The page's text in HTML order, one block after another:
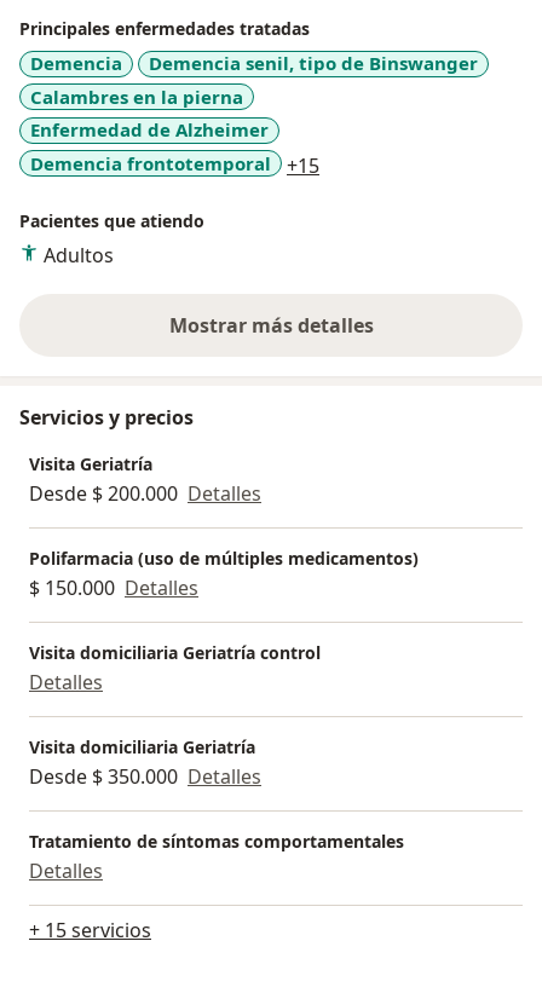
tratamientos efectivos y con costos adecuados.
Principales enfermedades tratadas
Demencia
Demencia senil, tipo de Binswanger
Calambres en la pierna
Enfermedad de Alzheimer
Demencia frontotemporal
+15a11y_sr_more_diseases
Pacientes que atiendo
Adultos
Mostrar más detalles
sobre la experiencia
Servicios y precios
Visita Geriatría
Desde $ 200.000 Detalles
Polifarmacia (uso de múltiples medicamentos)
$ 150.000 Detalles
Visita domiciliaria Geriatría control
Detalles
Visita domiciliaria Geriatría
Desde $ 350.000 Detalles
Tratamiento de síntomas comportamentales
Detalles
+ 15 servicios